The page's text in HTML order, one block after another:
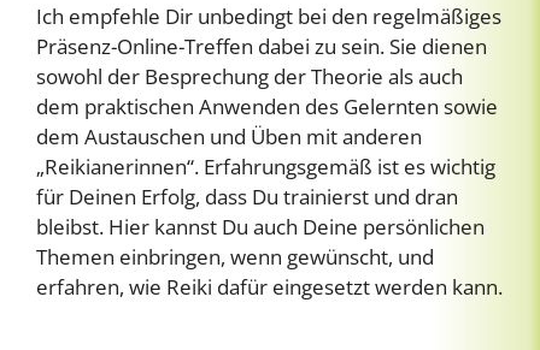
Ich empfehle Dir unbedingt bei den regelmäßiges
Präsenz-Online-Treffen dabei zu sein. Sie dienen
sowohl der Besprechung der Theorie als auch
dem praktischen Anwenden des Gelernten sowie
dem Austauschen und Üben mit anderen
„Reikianerinnen“. Erfahrungsgemäß ist es wichtig
für Deinen Erfolg, dass Du trainierst und dran
bleibst. Hier kannst Du auch Deine persönlichen
Themen einbringen, wenn gewünscht, und
erfahren, wie Reiki dafür eingesetzt werden kann.